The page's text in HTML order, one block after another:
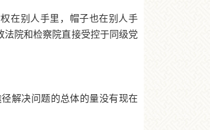
在别人手里，帽子也在别人手
院和检察院直接受控于同级党
解决问题的总体的量没有现在